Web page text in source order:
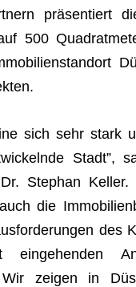
prä­sen­tiert
500
sich sehr stark
Stadt”,
Ste­phan Kel­ler.
die
des
Wir zei­gen in